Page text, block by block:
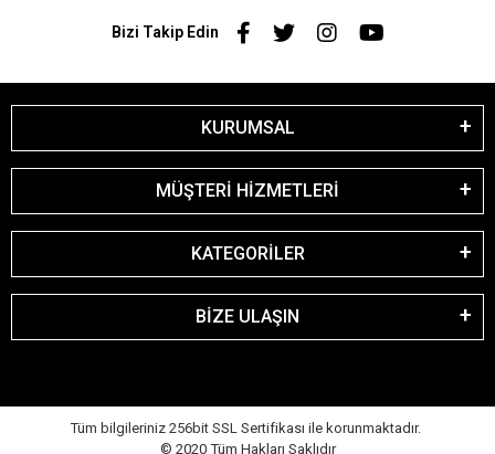
Bizi Takip Edin
KURUMSAL
MÜŞTERİ HİZMETLERİ
KATEGORİLER
BİZE ULAŞIN
Tüm bilgileriniz 256bit SSL Sertifikası ile korunmaktadır.
© 2020 Tüm Hakları Saklıdır